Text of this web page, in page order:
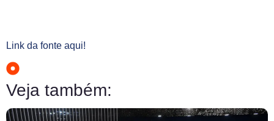
Link da fonte aqui!
Veja também: